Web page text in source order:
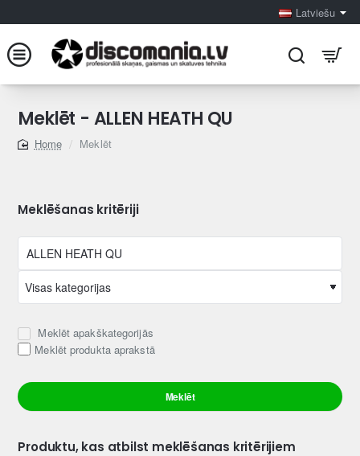
Latviešu
Meklēt - ALLEN HEATH QU
home
Meklēt
Meklēšanas kritēriji
Meklēt apakškategorijās
Meklēt produkta aprakstā
Meklēt
Produktu, kas atbilst meklēšanas kritērijiem